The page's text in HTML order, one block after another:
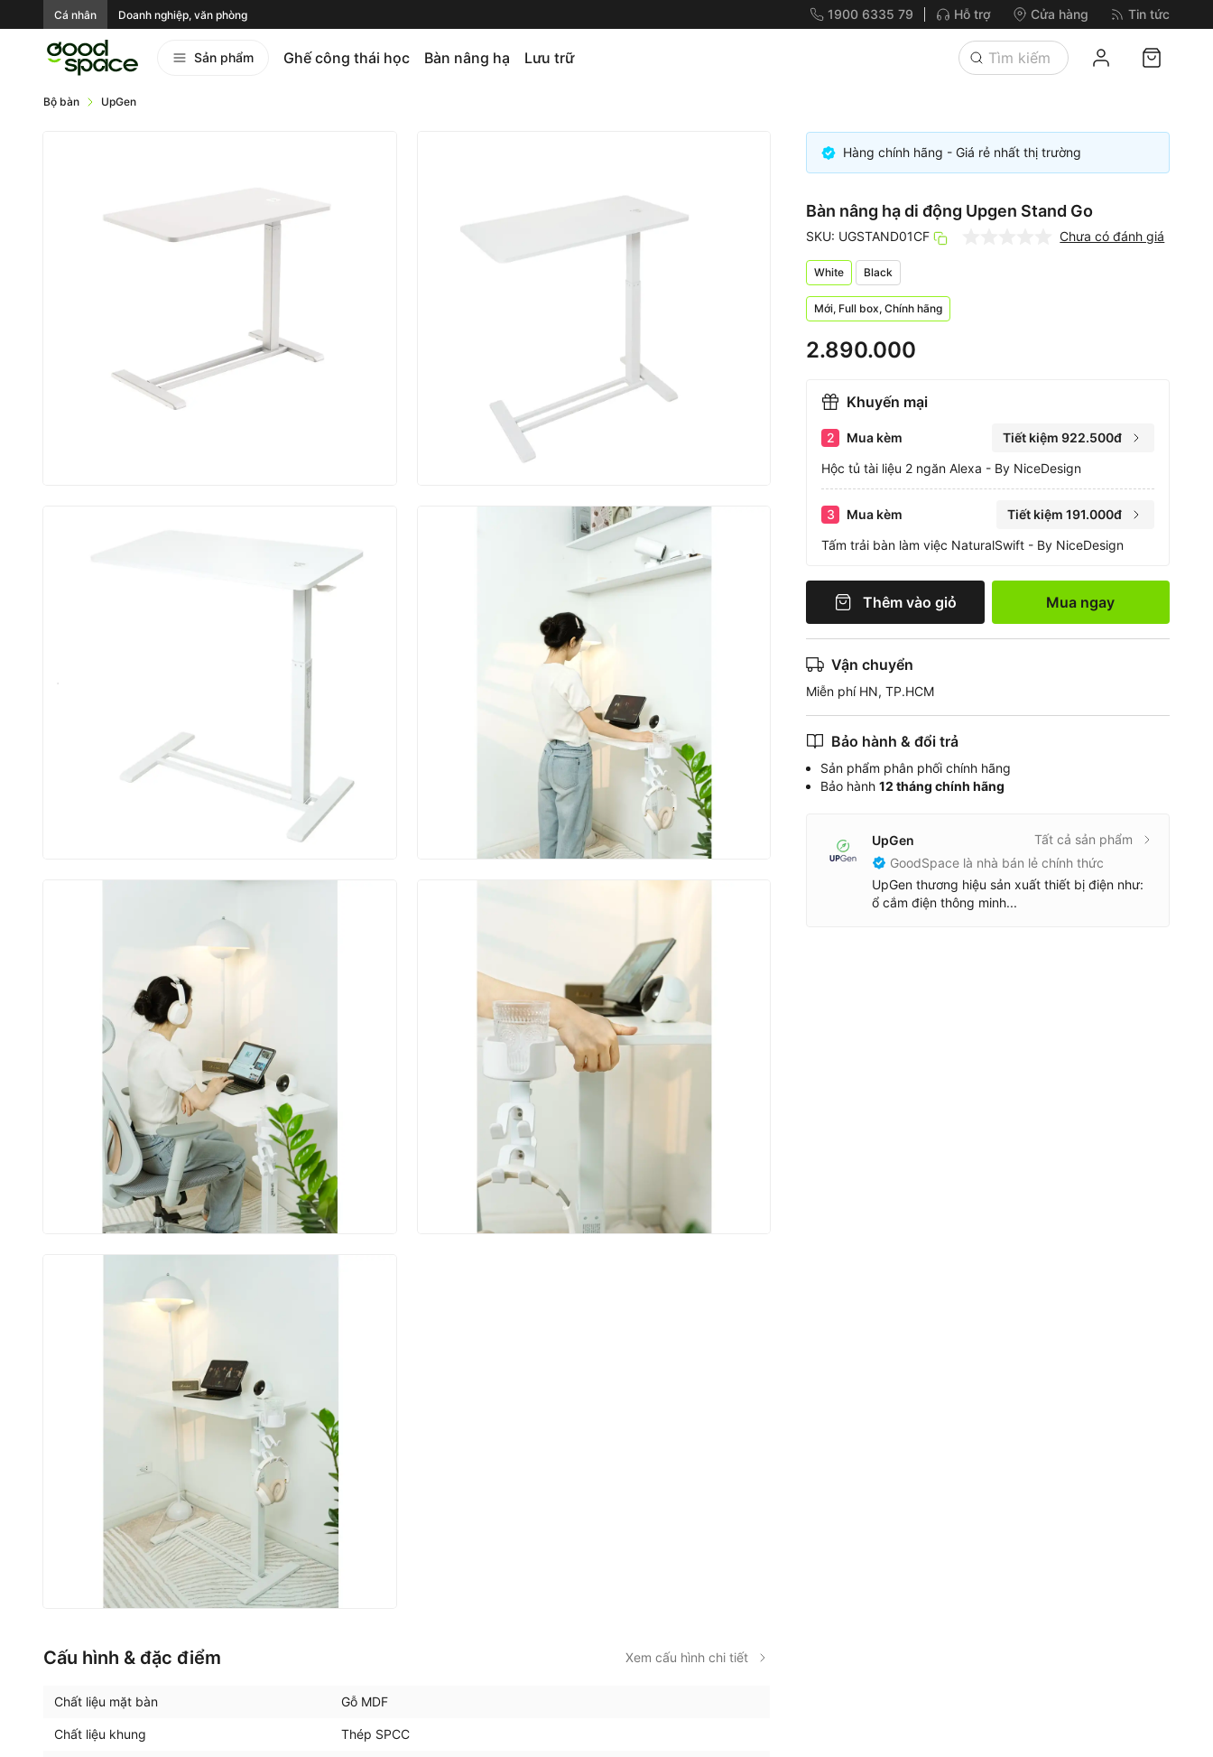
Cá nhân Doanh nghiệp, văn phòng 1900 6335 79 Hỗ trợ Cửa hàng Tin tức
Sản phẩm Ghế công thái học Bàn nâng hạ Lưu trữ
Bộ bàn UpGen
Hàng chính hãng - Giá rẻ nhất thị trường
Bàn nâng hạ di động Upgen Stand Go
SKU: UGSTAND01CF Chưa có đánh giá
White Black
Mới, Full box, Chính hãng
2.890.000
Khuyến mại
2 Mua kèm
Tiết kiệm 922.500đ
Hộc tủ tài liệu 2 ngăn Alexa - By NiceDesign
3 Mua kèm
Tiết kiệm 191.000đ
Tấm trải bàn làm việc NaturalSwift - By NiceDesign
Thêm vào giỏ Mua ngay
Vận chuyển
Miễn phí HN, TP.HCM
Bảo hành & đổi trả
Sản phẩm phân phối chính hãng
Bảo hành12 tháng chính hãng
UpGen
Tất cả sản phẩm
GoodSpace là nhà bán lẻ chính thức
UpGen thương hiệu sản xuất thiết bị điện như:
ổ cắm điện thông minh...
Cấu hình & đặc điểm Xem cấu hình chi tiết
Chất liệu mặt bàn Gỗ MDF
Chất liệu khung Thép SPCC